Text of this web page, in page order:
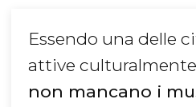
Essendo una delle
attive
non mancano i